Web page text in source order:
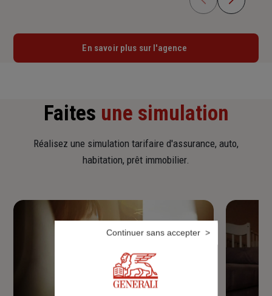
En savoir plus sur l'agence
Faites une simulation
Réalisez une simulation tarifaire d'assurance, auto,
habitation, prêt immobilier.
Continuer sans accepter